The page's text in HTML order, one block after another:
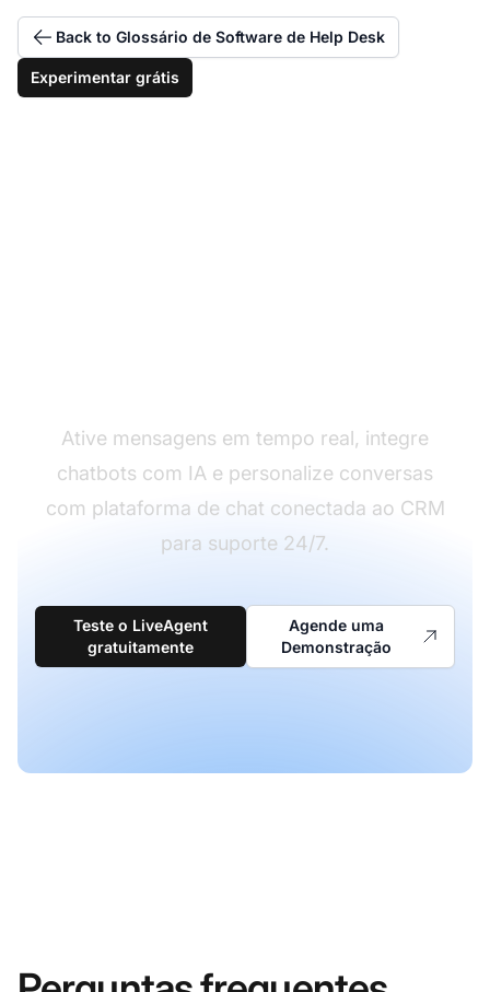
Back to Glossário de Software de Help Desk
Experimentar grátis
Ative mensagens em tempo real, integre
chatbots com IA e personalize conversas
com plataforma de chat conectada ao CRM
para suporte 24/7.
Teste o LiveAgent
gratuitamente
Agende uma
Demonstração